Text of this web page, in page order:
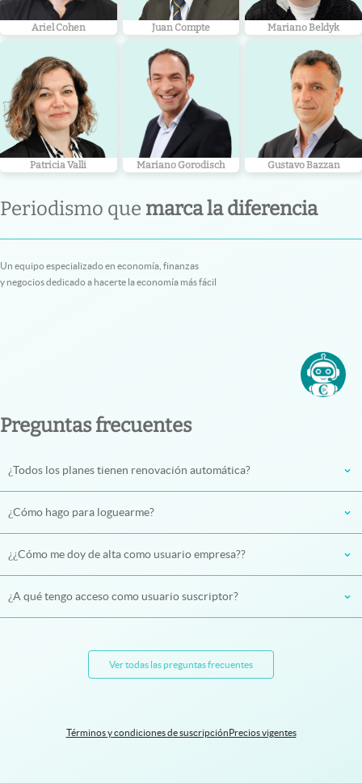
Ariel Cohen Juan Compte Mariano Beldyk
Patricia Valli Mariano Gorodisch Gustavo Bazzan
Periodismo que marca la diferencia
Un equipo especializado en economía, finanzas
y negocios dedicado a hacerte la economía más fácil
Preguntas frecuentes
¿Todos los planes tienen renovación automática?
¿Cómo hago para loguearme?
¿¿Cómo me doy de alta como usuario empresa??
¿A qué tengo acceso como usuario suscriptor?
Ver todas las preguntas frecuentes
Términos y condiciones de suscripción Precios vigentes